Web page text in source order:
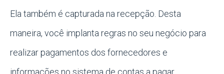
Ela também é capturada na recepção. Desta
maneira, você implanta regras no seu negócio para
realizar pagamentos dos fornecedores e
informações no sistema de contas a pagar.